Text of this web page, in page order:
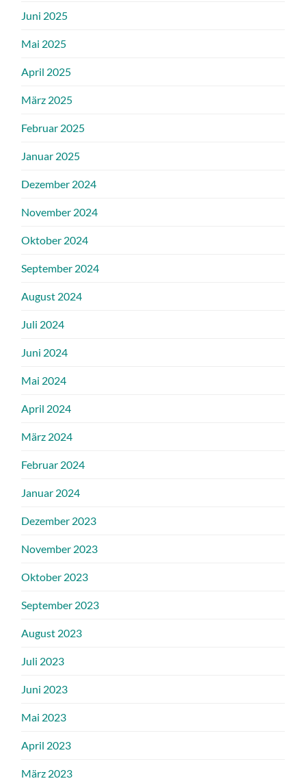
Juni 2025
Mai 2025
April 2025
März 2025
Februar 2025
Januar 2025
Dezember 2024
November 2024
Oktober 2024
September 2024
August 2024
Juli 2024
Juni 2024
Mai 2024
April 2024
März 2024
Februar 2024
Januar 2024
Dezember 2023
November 2023
Oktober 2023
September 2023
August 2023
Juli 2023
Juni 2023
Mai 2023
April 2023
März 2023